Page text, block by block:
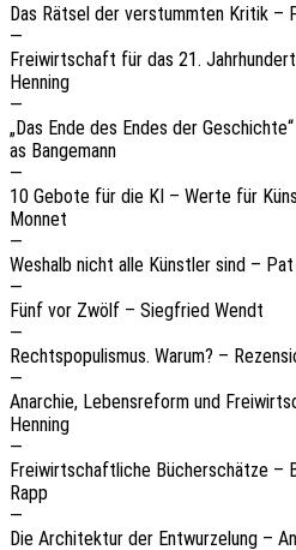
Das Rätsel der verstumm­ten Kritik –
—
Frei­wirt­schaft für das 21.
Henning
—
„Das Ende des Endes der
as Bangemann
—
10 Gebote für die KI – Werte für
Monnet
—
Weshalb nicht alle Künst­ler sind –
—
Fünf vor Zwölf – Sieg­fried Wendt
—
Rechts­po­pu­lis­mus. Warum? –
—
Anar­chie, Lebens­re­form und
Henning
—
Frei­wirt­schaft­li­che Bücher­schät­ze –
Rapp
—
Die Archi­tek­tur der Entwur­ze­lung –